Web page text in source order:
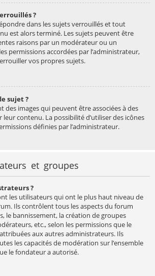
?
dans les sujets verrouillés et tout
est alors terminé. Les sujets peuvent être
raisons par un modérateur ou un
permissions accordées par l’administrateur,
vos propres sujets.
sujet ?
des images qui peuvent être associées à des
contenu. La possibilité d’utiliser des icônes
définies par l’administrateur.
et groupes
?
les utilisateurs qui ont le plus haut niveau de
Ils contrôlent tous les aspects du forum
le bannissement, la création de groupes
etc., selon les permissions que le
aux autres administrateurs. Ils
les capacités de modération sur l’ensemble
le fondateur a autorisé.